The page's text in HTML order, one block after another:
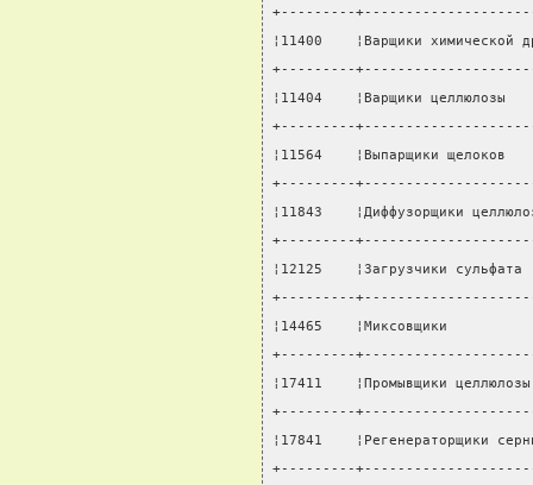
+---------
¦11400    ¦Варщики
+---------
¦11404    ¦Варщики
+---------
¦11564    ¦Выпарщики
+---------
¦11843    ¦Диффузорщики
+---------
¦12125    ¦Загрузчики
+---------
¦14465    ¦Миксовщики
+---------
¦17411    ¦Промывщики
+---------
¦17841
+---------